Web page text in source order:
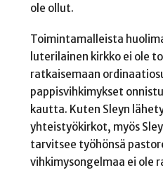
ole ollut.
Toimintamalleista
luterilainen kirkko ei ole
ratkaisemaan
pappisvihkimykset
kautta. Kuten Sleyn
yhteistyökirkot, myös
tarvitsee työhönsä
vihkimysongelmaa ei ole